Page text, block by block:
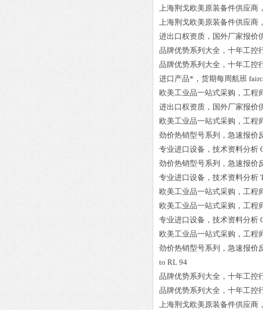
上海荆戈欧美原装备件供应商
上海荆戈欧美原装备件供应商
进出口权资质，国外厂家报价
品牌优势系列大全，十年工控
品牌优势系列大全，十年工控
进口产品*，货期每周航班
欧美工业品一站式采购，工程
进出口权资质，国外厂家报价
欧美工业品一站式采购，工程
劲价热销型号系列，急速报价
专业进口设备，技术资料分析
劲价热销型号系列，急速报价
专业进口设备，技术资料分析
欧美工业品一站式采购，工程
欧美工业品一站式采购，工程
专业进口设备，技术资料分析
欧美工业品一站式采购，工程
劲价热销型号系列，急速报价
to RL 94
品牌优势系列大全，十年工控
品牌优势系列大全，十年工控
上海荆戈欧美原装备件供应商